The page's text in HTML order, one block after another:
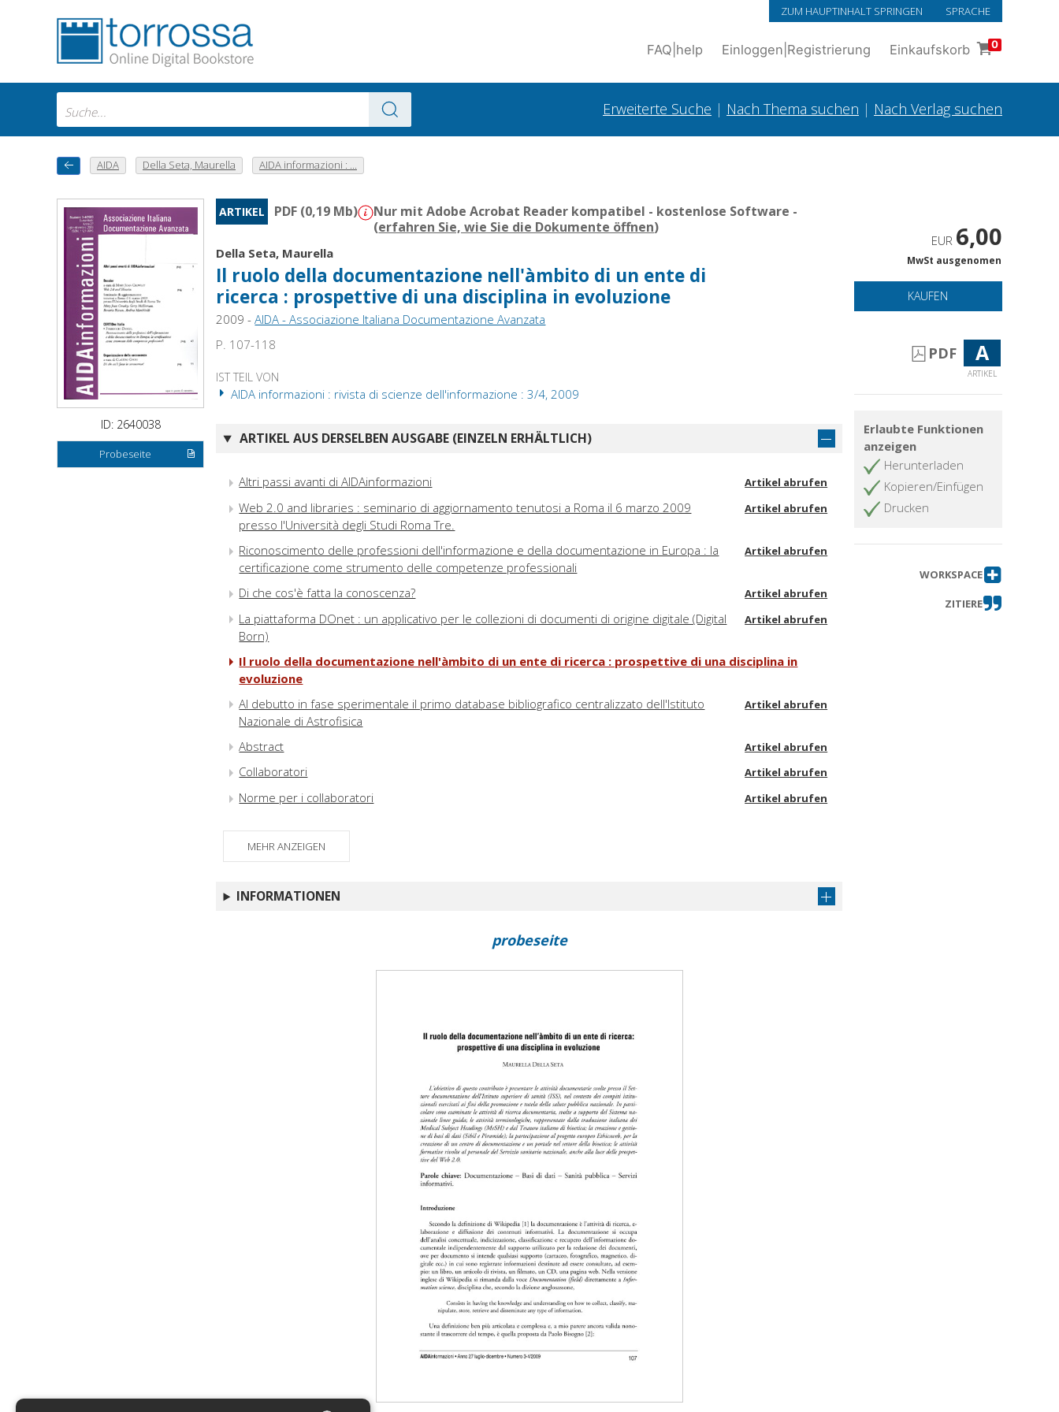
ZUM HAUPTINHALT SPRINGEN SPRACHE
FAQ help Einloggen Registrierung Einkaufskorb 0
Erweiterte Suche | Nach Thema suchen | Nach Verlag suchen
AIDA Della Seta, Maurella AIDA informazioni : ...
ID: 2640038
Probeseite
ARTIKEL PDF (0,19 Mb)
Nur mit Adobe Acrobat Reader kompatibel - kostenlose Software -
(erfahren Sie, wie Sie die Dokumente öffnen)
Della Seta, Maurella
Il ruolo della documentazione nell'àmbito di un ente di
ricerca : prospettive di una disciplina in evoluzione
2009 -AIDA - Associazione Italiana Documentazione Avanzata
P. 107-118
IST TEIL VON
AIDA informazioni : rivista di scienze dell'informazione : 3/4, 2009
ARTIKEL AUS DERSELBEN AUSGABE (EINZELN ERHÄLTLICH)
Altri passi avanti di AIDAinformazioni Artikel abrufen
Web 2.0 and libraries : seminario di aggiornamento tenutosi a Roma il 6 marzo 2009
presso l'Università degli Studi Roma Tre.
Artikel abrufen
Riconoscimento delle professioni dell'informazione e della documentazione in Europa : la
certificazione come strumento delle competenze professionali
Artikel abrufen
Di che cos'è fatta la conoscenza? Artikel abrufen
La piattaforma DOnet : un applicativo per le collezioni di documenti di origine digitale (Digital
Born)
Artikel abrufen
Il ruolo della documentazione nell'àmbito di un ente di ricerca : prospettive di una disciplina in
evoluzione
Al debutto in fase sperimentale il primo database bibliografico centralizzato dell'Istituto
Nazionale di Astrofisica
Artikel abrufen
Abstract Artikel abrufen
Collaboratori Artikel abrufen
Norme per i collaboratori Artikel abrufen
MEHR ANZEIGEN
INFORMATIONEN
EUR 6,00
MwSt ausgenomen
KAUFEN
PDF A
ARTIKEL
Erlaubte Funktionen
anzeigen
Herunterladen
Kopieren/Einfügen
Drucken
WORKSPACE
ZITIERE
probeseite